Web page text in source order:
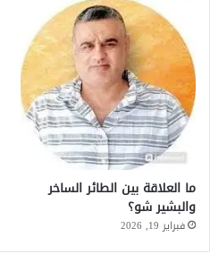
ما العلاقة بين الطائر الساخر
والبشير شو؟
فبراير 19, 2026